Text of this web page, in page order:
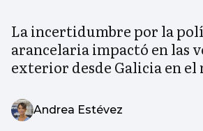
La incertidumbre por la
arancelaria impactó en las
exterior desde Galicia en el
Andrea Estévez